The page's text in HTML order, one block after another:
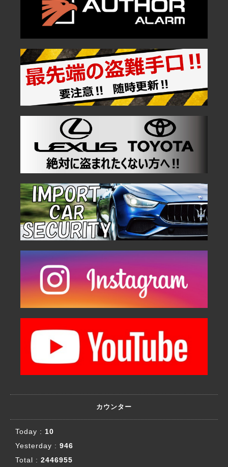
カウンター
Today : 10
Yesterday : 946
Total : 2446955